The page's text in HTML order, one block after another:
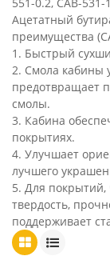
Ацетатный
преимущества
1. Быстрый
2. Смола кабины
предотвращает
смолы.
3. Кабина
покрытиях.
4. Улучшает
лучшего
5. Для покрытий,
твердость,
поддерживает